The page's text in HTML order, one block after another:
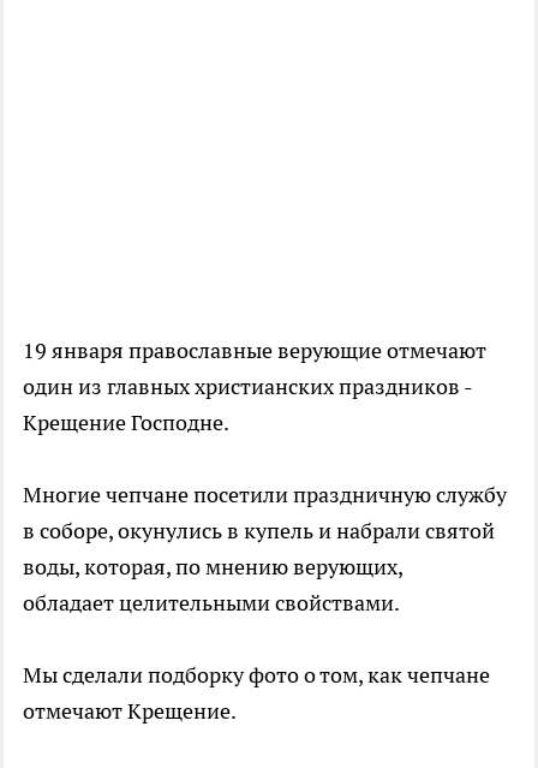
19 января православные верующие отмечают
один из главных христианских праздников -
Крещение Господне.
Многие чепчане посетили праздничную службу
в соборе, окунулись в купель и набрали святой
воды, которая, по мнению верующих,
обладает целительными свойствами.
Мы сделали подборку фото о том, как чепчане
отмечают Крещение.